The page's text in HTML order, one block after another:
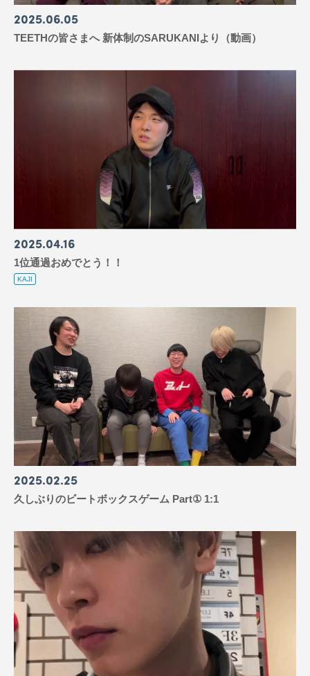
2025 06 05
TEETHの皆さまへ 新体制のSARUKANIより（動画）
2025 0416
1位通過おめでとう！！
KAJI
2025 02 25
久しぶりのビートボックスゲーム Part① 1:1